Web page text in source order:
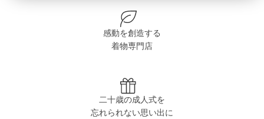
感動を創造する
着物専門店
二十歳の成人式を
忘れられない思い出に